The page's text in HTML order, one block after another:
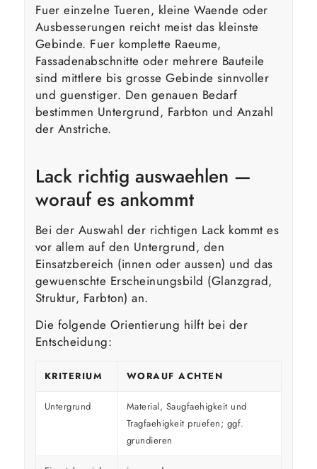
Fuer einzelne Tueren, kleine Waende oder
Ausbesserungen reicht meist das kleinste
Gebinde. Fuer komplette Raeume,
Fassadenabschnitte oder mehrere Bauteile
sind mittlere bis grosse Gebinde sinnvoller
und guenstiger. Den genauen Bedarf
bestimmen Untergrund, Farbton und Anzahl
der Anstriche.
Lack richtig auswaehlen —
worauf es ankommt
Bei der Auswahl der richtigen Lack kommt es
vor allem auf den Untergrund, den
Einsatzbereich (innen oder aussen) und das
gewuenschte Erscheinungsbild (Glanzgrad,
Struktur, Farbton) an.
Die folgende Orientierung hilft bei der
Entscheidung:
KRITERIUM WORAUF ACHTEN
Untergrund
Material, Saugfaehigkeit und
Tragfaehigkeit pruefen; ggf.
grundieren